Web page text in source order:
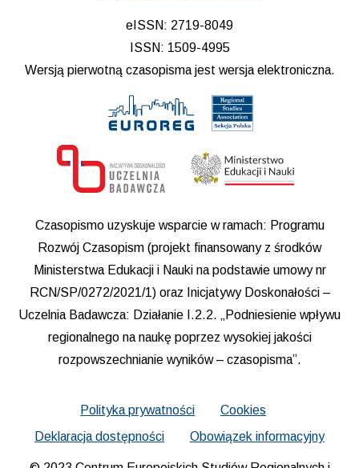
eISSN: 2719-8049
ISSN: 1509-4995
Wersją pierwotną czasopisma jest wersja elektroniczna.
Czasopismo uzyskuje wsparcie w ramach: Programu
Rozwój Czasopism (projekt finansowany z środków
Ministerstwa Edukacji i Nauki na podstawie umowy nr
RCN/SP/0272/2021/1) oraz Inicjatywy Doskonałości –
Uczelnia Badawcza: Działanie I.2.2. „Podniesienie wpływu
regionalnego na naukę poprzez wysokiej jakości
rozpowszechnianie wyników – czasopisma”.
Polityka prywatności
Cookies
Deklaracja dostępności
Obowiązek informacyjny